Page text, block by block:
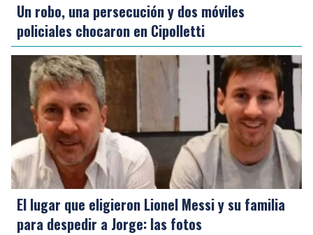
Un robo, una persecución y dos móviles
policiales chocaron en Cipolletti
El lugar que eligieron Lionel Messi y su familia
para despedir a Jorge: las fotos